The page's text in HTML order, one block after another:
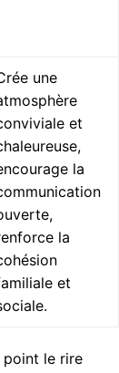
une
et
la
la
et
point le rire